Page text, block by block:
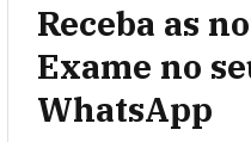
Receba as
Exame no
WhatsApp